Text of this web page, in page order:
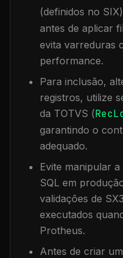
(definidos no
antes de aplicar
evita varreduras
performance.
Para inclusão,
registros, utilize
da TOTVS (
garantindo o
adequado.
Evite manipular a
SQL em
validações de
executados
Protheus.
Antes de criar